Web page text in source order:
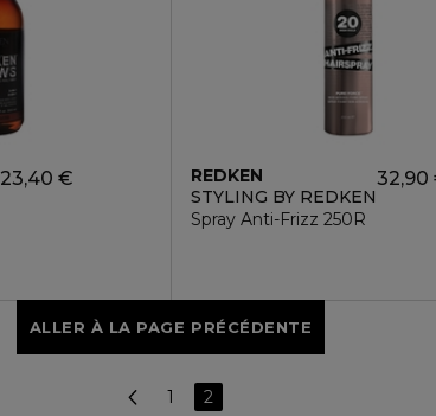
23,40 €
REDKEN
STYLING BY REDKEN
Spray Anti-Frizz 250R
32,90
ALLER À LA PAGE PRÉCÉDENTE
1 2